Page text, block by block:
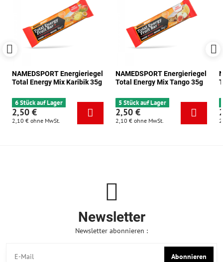
NAMEDSPORT Energieriegel
Total Energy Mix Karibik 35g
6 Stück auf Lager
2,50 €
2,10 € ohne MwSt.
NAMEDSPORT Energieriegel
Total Energy Mix Tango 35g
5 Stück auf Lager
2,50 €
2,10 € ohne MwSt.
Newsletter
Newsletter abonnieren :
Abonnieren